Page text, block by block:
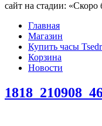
сайт на стадии: «Скоро
Главная
Магазин
Купить часы
Корзина
Новости